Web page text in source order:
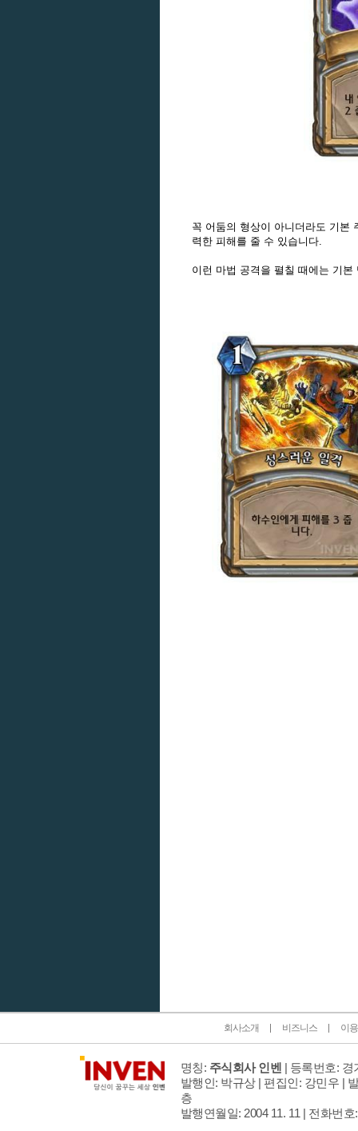
꼭 어둠의 형상이 아니더라도 기본
력한 피해를 줄 수 있습니다.
이런 마법 공격을 펼칠 때에는 기
회사소개 비즈니스 이
명칭: 주식회사 인벤 | 등록번호: 경
발행인: 박규상 | 편집인: 강민우 |
층
발행연월일: 2004 11. 11 | 전화번호